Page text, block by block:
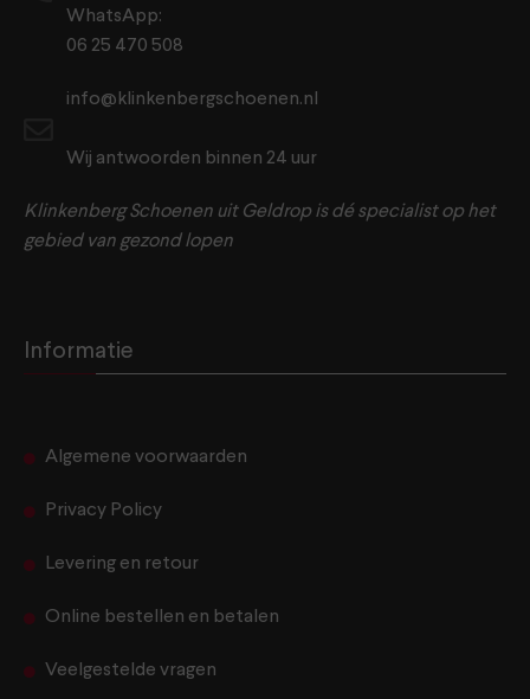
WhatsApp:
06 25 470 508
info@klinkenbergschoenen.nl
Wij antwoorden binnen 24 uur
Klinkenberg Schoenen uit Geldrop is dé specialist op het
gebied van gezond lopen
Informatie
Algemene voorwaarden
Privacy Policy
Levering en retour
Online bestellen en betalen
Veelgestelde vragen